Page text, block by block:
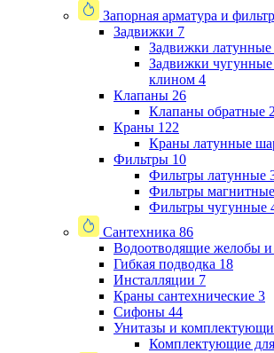
Запорная арматура и
Задвижки 7
Задвижки латунные
Задвижки
клином 4
Клапаны 26
Клапаны обратные
Краны 122
Краны латунные
Фильтры 10
Фильтры латунные
Фильтры магнитные
Фильтры чугунные
Сантехника 86
Водоотводящие желобы
Гибкая подводка 18
Инсталляции 7
Краны сантехнические 3
Сифоны 44
Унитазы и
Комплектующие для